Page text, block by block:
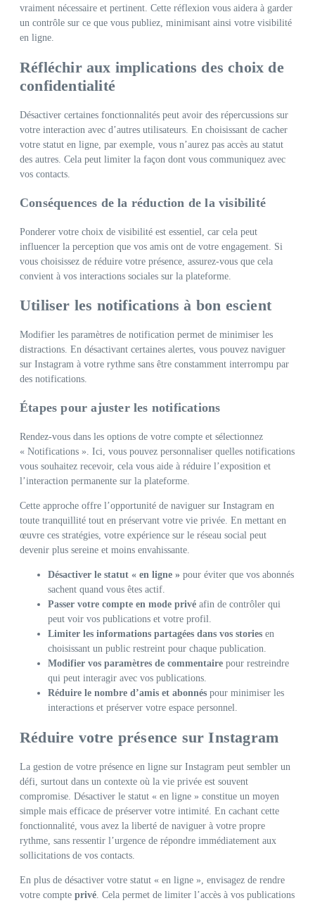
vraiment nécessaire et pertinent. Cette réflexion vous aidera à garder
un contrôle sur ce que vous publiez, minimisant ainsi votre visibilité
en ligne.
Réfléchir aux implications des choix de
confidentialité
Désactiver certaines fonctionnalités peut avoir des répercussions sur
votre interaction avec d’autres utilisateurs. En choisissant de cacher
votre statut en ligne, par exemple, vous n’aurez pas accès au statut
des autres. Cela peut limiter la façon dont vous communiquez avec
vos contacts.
Conséquences de la réduction de la visibilité
Ponderer votre choix de visibilité est essentiel, car cela peut
influencer la perception que vos amis ont de votre engagement. Si
vous choisissez de réduire votre présence, assurez-vous que cela
convient à vos interactions sociales sur la plateforme.
Utiliser les notifications à bon escient
Modifier les paramètres de notification permet de minimiser les
distractions. En désactivant certaines alertes, vous pouvez naviguer
sur Instagram à votre rythme sans être constamment interrompu par
des notifications.
Étapes pour ajuster les notifications
Rendez-vous dans les options de votre compte et sélectionnez
« Notifications ». Ici, vous pouvez personnaliser quelles notifications
vous souhaitez recevoir, cela vous aide à réduire l’exposition et
l’interaction permanente sur la plateforme.
Cette approche offre l’opportunité de naviguer sur Instagram en
toute tranquillité tout en préservant votre vie privée. En mettant en
œuvre ces stratégies, votre expérience sur le réseau social peut
devenir plus sereine et moins envahissante.
Désactiver le statut « en ligne » pour éviter que vos abonnés
sachent quand vous êtes actif.
Passer votre compte en mode privé afin de contrôler qui
peut voir vos publications et votre profil.
Limiter les informations partagées dans vos stories en
choisissant un public restreint pour chaque publication.
Modifier vos paramètres de commentaire pour restreindre
qui peut interagir avec vos publications.
Réduire le nombre d’amis et abonnés pour minimiser les
interactions et préserver votre espace personnel.
Réduire votre présence sur Instagram
La gestion de votre présence en ligne sur Instagram peut sembler un
défi, surtout dans un contexte où la vie privée est souvent
compromise. Désactiver le statut « en ligne » constitue un moyen
simple mais efficace de préserver votre intimité. En cachant cette
fonctionnalité, vous avez la liberté de naviguer à votre propre
rythme, sans ressentir l’urgence de répondre immédiatement aux
sollicitations de vos contacts.
En plus de désactiver votre statut « en ligne », envisagez de rendre
votre compte privé . Cela permet de limiter l’accès à vos publications